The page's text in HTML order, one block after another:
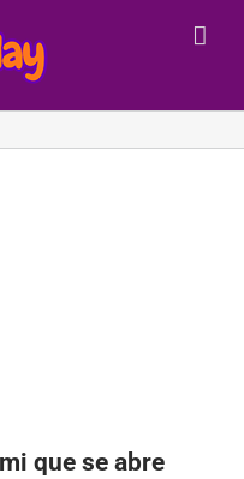
que se abre